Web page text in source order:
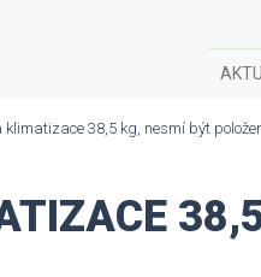
38,5 kg, nesmí být